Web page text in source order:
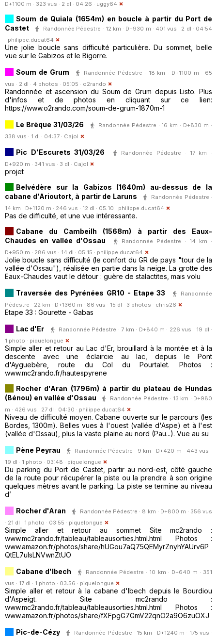
D+1100 m · 323 vus · 2 dl · 04:26 · uggy64
Soum de Quiala (1654m) en boucle à partir du Port de
Castet
Randonnée Pédestre · 12 km · D+930 m · 401 vus · 2 dl · 04:54
· philippe.ducat64
Une jolie boucle sans difficulté particulière. Du sommet, belle
vue sur le Gabizos et le Bigorre.
Soum de Grum
Randonnée Pédestre · 18 km · D+1100 m · 65
vus · 2 dl · 4 photos · 05:05 · o2rando
Randonnée et ascension du Soum de Grum depuis Listo. Plus
d'infos et de photos en cliquant sur ce lien:
https://www.o2rando.com/soum-de-grum-1870m-1
Le Brèque 31/03/26
Randonnée Pédestre · 16 km · D+830 m ·
338 vus · 1 dl · 04:37 · Cajol
Pic D'Escurets 31/03/26
Randonnée Pédestre · 17 km ·
D+920 m · 341 vus · 3 dl · Cajol
projet
Belvédère sur la Gabizos (1640m) au-dessus de la
cabane d'Arioutort, à partir de Laruns
Randonnée Pédestre ·
14 km · D+1120 m · 246 vus · 12 dl · 05:10 · philippe.ducat64
Pas de difficulté, et une vue intéressante.
Cabane du Cambeilh (1568m) à partir des Eaux-
Chaudes en vallée d'Ossau
Randonnée Pédestre · 14 km ·
D+950 m · 286 vus · 14 dl · 05:15 · philippe.ducat64
Jolie boucle sans difficulté (le confort du GR de pays "tour de la
vallée d'Ossau"), réalisée en partie dans la neige. La grotte des
Eaux-Chaudes vaut le détour : guère de stalactites, mais volu
Traversée des Pyrénées GR10 - Etape 33
Randonnée
Pédestre · 22 km · D+1360 m · 86 vus · 15 dl · 3 photos · chris26
Etape 33 : Gourette - Gabas
Lac d'Er
Randonnée Pédestre · 7 km · D+840 m · 226 vus · 19 dl ·
1 photo · piquelongue
Simple aller et retour au Lac d'Er, brouillard à la montée et à la
descente avec une éclaircie au lac, depuis le Pont
d'Ayguebère, route du Col du Pourtalet. Photos :
www.mc2rando.fr/hautespyrene
Rocher d'Aran (1796m) à partir du plateau de Hundas
(Bénou) en vallée d'Ossau
Randonnée Pédestre · 13 km · D+980
m · 426 vus · 27 dl · 04:30 · philippe.ducat64
Niveau de difficulté moyen. Cabane ouverte sur le parcours (les
Bordes, 1300m). Belles vues à l'ouest (vallée d'Aspe) et à l'est
(vallée d'Ossau), plus la vaste plaine au nord (Pau...). Vue au su
Pène Peyrau
Randonnée Pédestre · 9 km · D+420 m · 443 vus ·
19 dl · 1 photo · 03:48 · piquelongue
Du parking du Port de Castet, partir au nord-est, côté gauche
de la route pour récupérer la piste ou la prendre à son origine
quelques mètres avant le parking. La piste se termine au niveau
d’
Rocher d'Aran
Randonnée Pédestre · 8 km · D+800 m · 356 vus
· 21 dl · 1 photo · 03:55 · piquelongue
Simple aller et retour au sommet Site mc2rando :
www.mc2rando.fr/tableau/tableausorties.html.html Photos :
www.amazon.fr/photos/share/hUGou7aQ75QEMyrZnyhYAUrv6P
QtEL7uIsLNVwnZtUO
Cabane d'Ibech
Randonnée Pédestre · 10 km · D+640 m · 351
vus · 17 dl · 1 photo · 03:56 · piquelongue
Simple aller et retour à la cabane d'Ibech depuis le Bourdiou
d'Aspeigt. Site mc2rando :
www.mc2rando.fr/tableau/tableausorties.html.html Photos :
www.amazon.fr/photos/share/fXFpgG7GmV22qnO2a9O6zuOXJ
Pic-de-Cézy
Randonnée Pédestre · 15 km · D+1240 m · 175 vus ·